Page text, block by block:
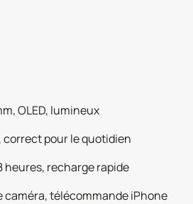
OLED, lumineux
correct pour le quotidien
heures, recharge rapide
caméra, télécommande iPhone